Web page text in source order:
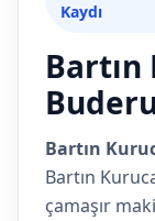
Kaydı
Bartın
Bartın
çamaşır